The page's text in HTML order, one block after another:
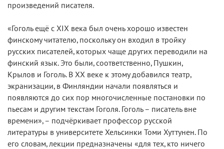
произведений писателя.
«Гоголь ещё c XIX века был очень хорошо известен
финскому читателю, поскольку он входил в тройку
русских писателей, которых чаще других переводили на
финский язык. Это были, соответственно, Пушкин,
Крылов и Гоголь. В XX веке к этому добавился театр,
экранизации, в Финляндии начали появляться и
появляются до сих пор многочисленные постановки по
пьесам и другим текстам Гоголя. Гоголь – писатель вне
времени», – подчёркивает профессор русской
литературы в университете Хельсинки Томи Хуттунен. По
его словам, лекции предназначены «для тех, кто ничего